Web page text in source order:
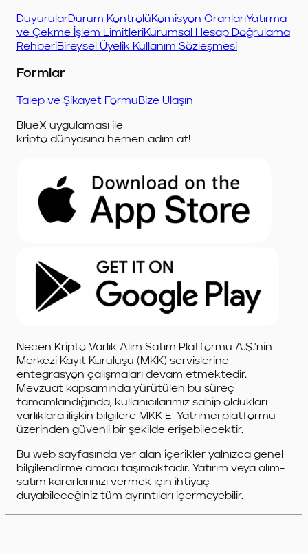
DuyurularDurum KontrolüKomisyon OranlarıYatırma
ve Çekme İşlem LimitleriKurumsal Hesap Doğrulama
RehberiBireysel Üyelik Kullanım Sözleşmesi
Formlar
Talep ve Şikayet FormuBize Ulaşın
BlueX uygulaması ile
kripto dünyasına hemen adım at!
Necen Kripto Varlık Alım Satım Platformu A.Ş.'nin
Merkezi Kayıt Kuruluşu (MKK) servislerine
entegrasyon çalışmaları devam etmektedir.
Mevzuat kapsamında yürütülen bu süreç
tamamlandığında, kullanıcılarımız sahip oldukları
varlıklara ilişkin bilgilere MKK E-Yatrımcı platformu
üzerinden güvenli bir şekilde erişebilecektir.
Bu web sayfasında yer alan içerikler yalnızca genel
bilgilendirme amacı taşımaktadır. Yatırım veya alım-
satım kararlarınızı vermek için ihtiyaç
duyabileceğiniz tüm ayrıntıları içermeyebilir.